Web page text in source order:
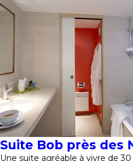
Suite Bob près des
Une suite agréable à vivre de